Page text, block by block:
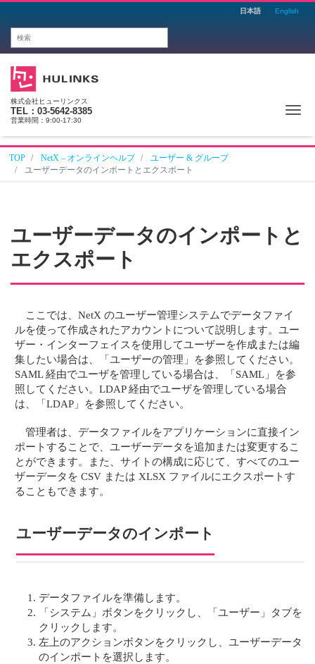
日本語 English
株式会社ヒューリンクス
TEL：03-5642-8385
営業時間：9:00-17:30
TOP NetX – オンラインヘルプ
ユーザー & グループ
ユーザーデータのインポートとエクスポート
ユーザーデータのインポートと
エクスポート
ここでは、NetX のユーザー管理システムでデータファイ
ルを使って作成されたアカウントについて説明します。ユー
ザー・インターフェイスを使用してユーザーを作成または編
集したい場合は、「ユーザーの管理」を参照してください。
SAML 経由でユーザを管理している場合は、「SAML」を参
照してください。LDAP 経由でユーザを管理している場合
は、「LDAP」を参照してください。
管理者は、データファイルをアプリケーションに直接イン
ポートすることで、ユーザーデータを追加または変更するこ
とができます。また、サイトの構成に応じて、すべてのユー
ザーデータを CSV または XLSX ファイルにエクスポートす
ることもできます。
ユーザーデータのインポート
データファイルを準備します。
「システム」ボタンをクリックし、「ユーザー」タブを
クリックします。
左上のアクションボタンをクリックし、ユーザーデータ
のインポートを選択します。